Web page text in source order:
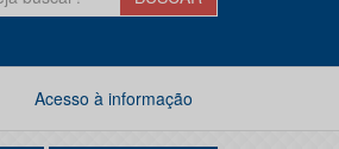
Acesso à informação